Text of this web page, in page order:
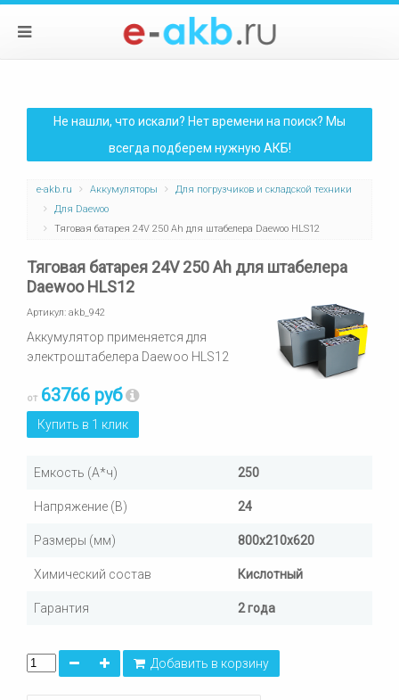
Не нашли, что искали? Нет времени на поиск? Мы
всегда подберем нужную АКБ!
e-akb.ru Аккумуляторы
Для погрузчиков и складской техники
Для Daewoo
Тяговая батарея 24V 250 Ah для штабелера Daewoo HLS12
Тяговая батарея 24V 250 Ah для штабелера
Daewoo HLS12
Артикул: akb_942
Аккумулятор применяется для
электроштабелера Daewoo HLS12
от 63766 руб
Купить в 1 клик
Емкость (А*ч) 250
Напряжение (В) 24
Размеры (мм) 800х210х620
Химический состав Кислотный
Гарантия 2 года
Добавить в корзину